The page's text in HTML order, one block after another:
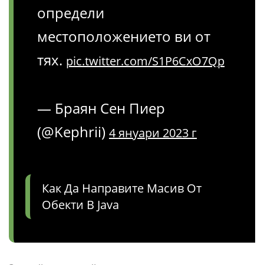
определи
местоположението ви от
тях. pic.twitter.com/S1P6CxO7Qp
— Браян Сен Пиер
(@Kephrii) 4 януари 2023 г
Как Да Направите Масив От
Обекти В Java